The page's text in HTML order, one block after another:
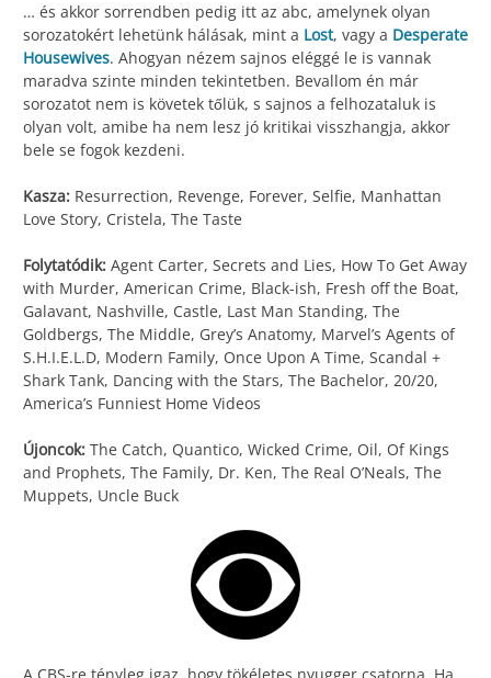
… és akkor sorrendben pedig itt az abc, amelynek olyan
sorozatokért lehetünk hálásak, mint a Lost, vagy a Desperate
Housewives. Ahogyan nézem sajnos eléggé le is vannak
maradva szinte minden tekintetben. Bevallom én már
sorozatot nem is követek tőlük, s sajnos a felhozataluk is
olyan volt, amibe ha nem lesz jó kritikai visszhangja, akkor
bele se fogok kezdeni.
Kasza: Resurrection, Revenge, Forever, Selfie, Manhattan
Love Story, Cristela, The Taste
Folytatódik: Agent Carter, Secrets and Lies, How To Get Away
with Murder, American Crime, Black-ish, Fresh off the Boat,
Galavant, Nashville, Castle, Last Man Standing, The
Goldbergs, The Middle, Grey’s Anatomy, Marvel’s Agents of
S.H.I.E.L.D, Modern Family, Once Upon A Time, Scandal +
Shark Tank, Dancing with the Stars, The Bachelor, 20/20,
America’s Funniest Home Videos
Újoncok: The Catch, Quantico, Wicked Crime, Oil, Of Kings
and Prophets, The Family, Dr. Ken, The Real O’Neals, The
Muppets, Uncle Buck